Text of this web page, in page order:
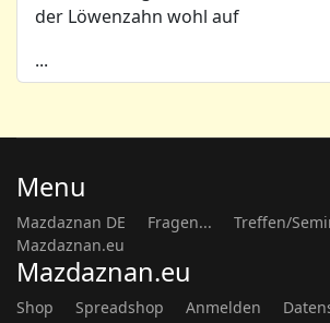
der Löwenzahn wohl auf
...
Menu
Mazdaznan DE Fragen... Treffen/
Mazdaznan.eu
Mazdaznan.eu
Shop Spreadshop Anmelden